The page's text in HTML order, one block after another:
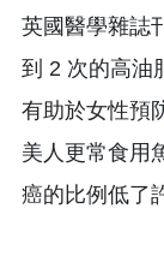
英國醫學雜誌
到 2 次的高油
有助於女性預
美人更常食用
癌的比例低了